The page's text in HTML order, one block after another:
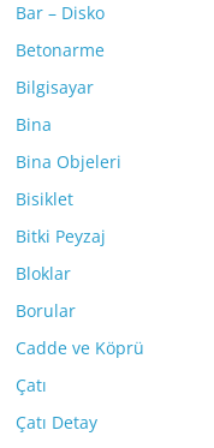
Bar – Disko
Betonarme
Bilgisayar
Bina
Bina Objeleri
Bisiklet
Bitki Peyzaj
Bloklar
Borular
Cadde ve Köprü
Çatı
Çatı Detay